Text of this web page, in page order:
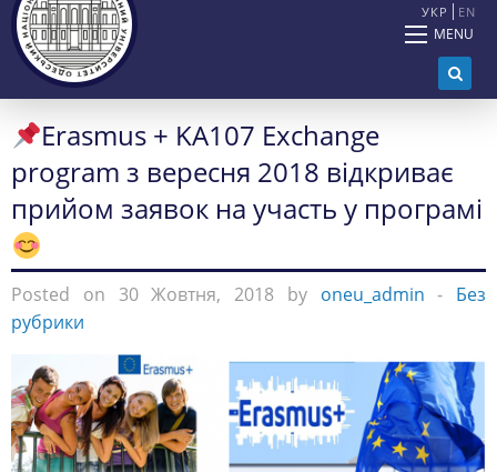
УКР EN
MENU
Erasmus + KA107 Exchange
program з вересня 2018 відкриває
прийом заявок на участь у програмі
Posted on 30 Жовтня, 2018 by oneu_admin - Без
рубрики